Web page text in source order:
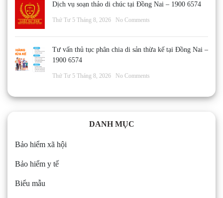
Dịch vụ soạn thảo di chúc tại Đồng Nai – 1900 6574
Thứ Tư 5 Tháng 8, 2026 No Comments
Tư vấn thủ tục phân chia di sản thừa kế tại Đồng Nai –
1900 6574
Thứ Tư 5 Tháng 8, 2026 No Comments
DANH MỤC
Bảo hiểm xã hội
Bảo hiểm y tế
Biểu mẫu